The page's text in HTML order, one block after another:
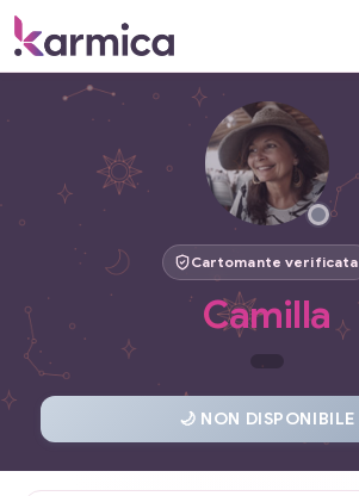
Cartomante verificata
Camilla
🌙 NON DISPONIBILE